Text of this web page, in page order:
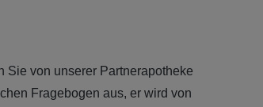
Sie von unserer Partnerapotheke
Fragebogen aus, er wird von